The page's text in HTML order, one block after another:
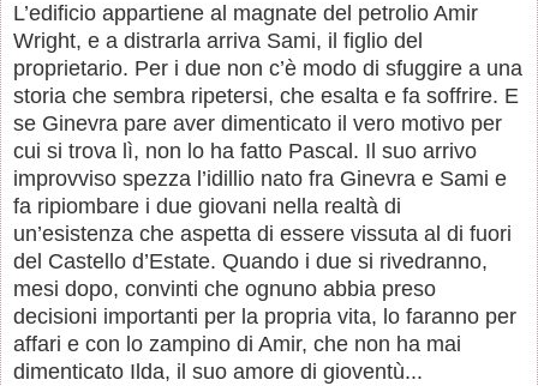
L’edificio appartiene al magnate del petrolio Amir
Wright, e a distrarla arriva Sami, il figlio del
proprietario. Per i due non c’è modo di sfuggire a una
storia che sembra ripetersi, che esalta e fa soffrire. E
se Ginevra pare aver dimenticato il vero motivo per
cui si trova lì, non lo ha fatto Pascal. Il suo arrivo
improvviso spezza l’idillio nato fra Ginevra e Sami e
fa ripiombare i due giovani nella realtà di
un’esistenza che aspetta di essere vissuta al di fuori
del Castello d’Estate. Quando i due si rivedranno,
mesi dopo, convinti che ognuno abbia preso
decisioni importanti per la propria vita, lo faranno per
affari e con lo zampino di Amir, che non ha mai
dimenticato Ilda, il suo amore di gioventù...